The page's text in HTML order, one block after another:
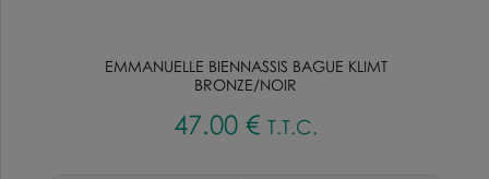
EMMANUELLE BIENNASSIS BAGUE KLIMT
BRONZE/NOIR
47.00 € T.T.C.